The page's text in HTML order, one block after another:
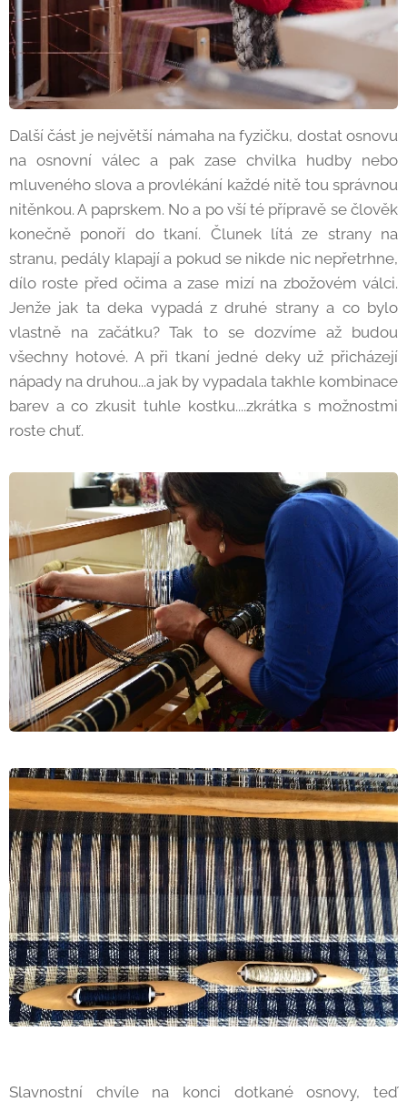
Další část je největší námaha na fyzičku, dostat osnovu
na osnovní válec a pak zase chvilka hudby nebo
mluveného slova a provlékání každé nitě tou správnou
nitěnkou. A paprskem. No a po vší té přípravě se člověk
konečně ponoří do tkaní. Člunek lítá ze strany na
stranu, pedály klapají a pokud se nikde nic nepřetrhne,
dílo roste před očima a zase mizí na zbožovém válci.
Jenže jak ta deka vypadá z druhé strany a co bylo
vlastně na začátku? Tak to se dozvíme až budou
všechny hotové. A při tkaní jedné deky už přicházejí
nápady na druhou...a jak by vypadala takhle kombinace
barev a co zkusit tuhle kostku....zkrátka s možnostmi
roste chuť.
Slavnostní chvíle na konci dotkané osnovy, teď